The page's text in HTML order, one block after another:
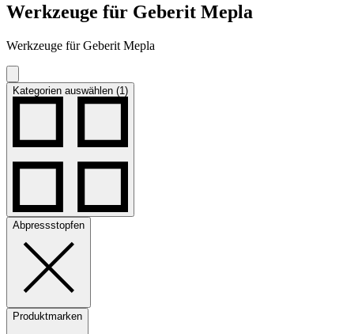
Werkzeuge für Geberit Mepla
Werkzeuge für Geberit Mepla
Kategorien auswählen (1)
Abpressstopfen
Produktmarken